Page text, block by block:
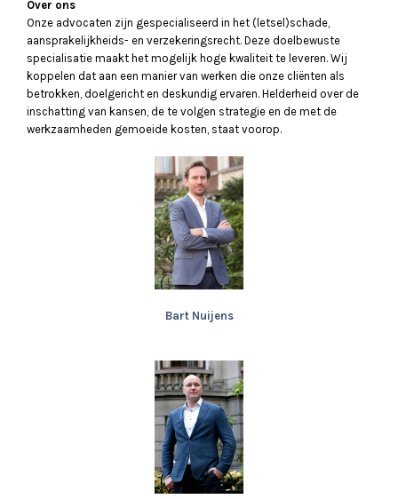
Over ons
Onze advocaten zijn gespecialiseerd in het (letsel)schade,
aansprakelijkheids- en verzekeringsrecht. Deze doelbewuste
specialisatie maakt het mogelijk hoge kwaliteit te leveren. Wij
koppelen dat aan een manier van werken die onze cliënten als
betrokken, doelgericht en deskundig ervaren. Helderheid over de
inschatting van kansen, de te volgen strategie en de met de
werkzaamheden gemoeide kosten, staat voorop.
Bart Nuijens